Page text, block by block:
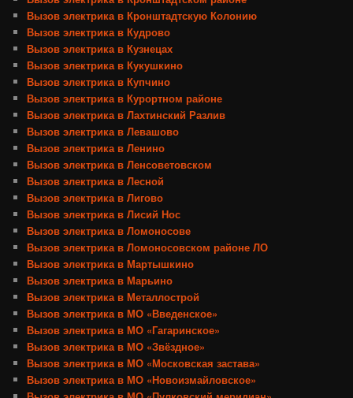
Вызов электрика в Кронштадтскую Колонию
Вызов электрика в Кудрово
Вызов электрика в Кузнецах
Вызов электрика в Кукушкино
Вызов электрика в Купчино
Вызов электрика в Курортном районе
Вызов электрика в Лахтинский Разлив
Вызов электрика в Левашово
Вызов электрика в Ленино
Вызов электрика в Ленсоветовском
Вызов электрика в Лесной
Вызов электрика в Лигово
Вызов электрика в Лисий Нос
Вызов электрика в Ломоносове
Вызов электрика в Ломоносовском районе ЛО
Вызов электрика в Мартышкино
Вызов электрика в Марьино
Вызов электрика в Металлострой
Вызов электрика в МО «Введенское»
Вызов электрика в МО «Гагаринское»
Вызов электрика в МО «Звёздное»
Вызов электрика в МО «Московская застава»
Вызов электрика в МО «Новоизмайловское»